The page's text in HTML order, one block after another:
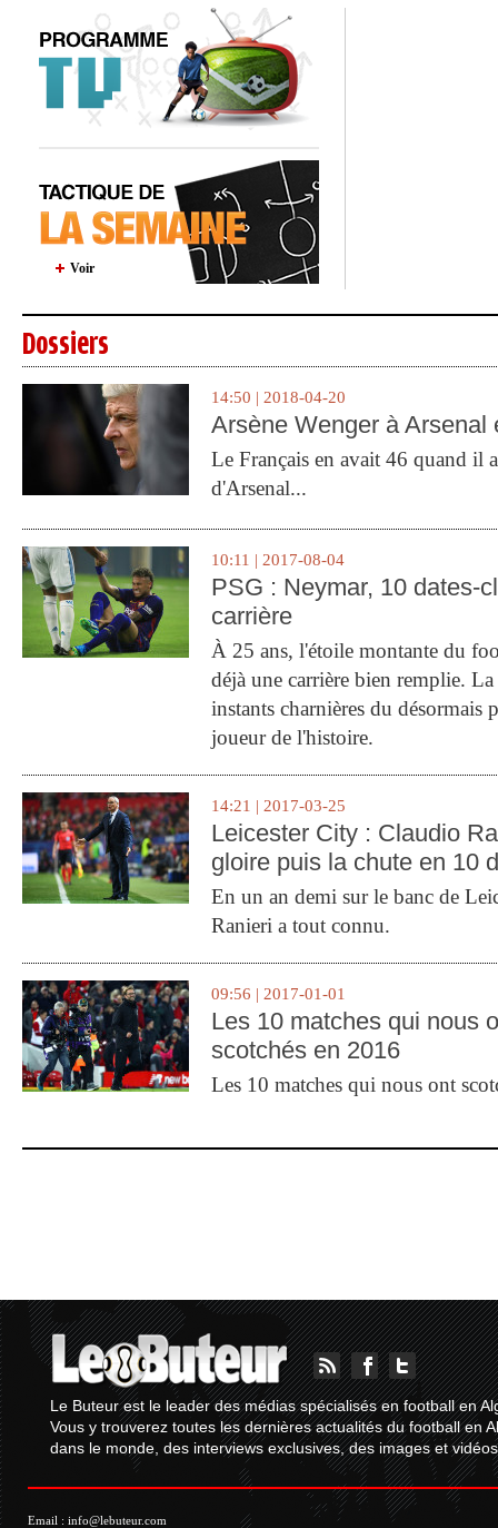
Voir
Dossiers
14:50 | 2018-04-20
Arsène Wenger à Arsenal
Le Français en avait 46 quand il
d'Arsenal...
10:11 | 2017-08-04
PSG : Neymar, 10 dates-
carrière
À 25 ans, l'étoile montante du
déjà une carrière bien remplie.
instants charnières du désormais
joueur de l'histoire.
14:21 | 2017-03-25
Leicester City : Claudio
gloire puis la chute en 10
En un an demi sur le banc de
Ranieri a tout connu.
09:56 | 2017-01-01
Les 10 matches qui nous
scotchés en 2016
Les 10 matches qui nous ont
Le Buteur est le leader des médias spécialisés en football en
Vous y trouverez toutes les dernières actualités du football en
dans le monde, des interviews exclusives, des images et
Email : info@lebuteur.com